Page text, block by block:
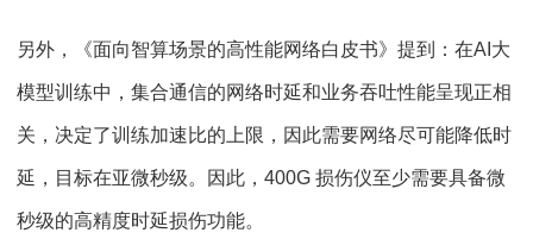
另外，《面向智算场景的高性能网络白皮书》提到：在AI大
模型训练中，集合通信的网络时延和业务吞吐性能呈现正相
关，决定了训练加速比的上限，因此需要网络尽可能降低时
延，目标在亚微秒级。因此，400G 损伤仪至少需要具备微
秒级的高精度时延损伤功能。